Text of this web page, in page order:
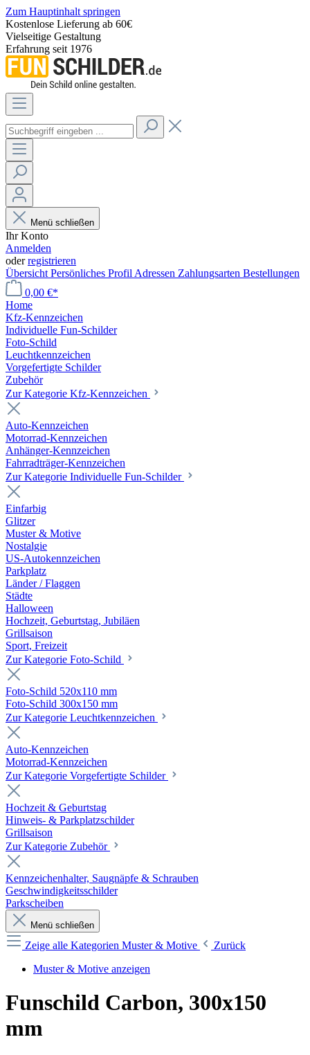
Zum Hauptinhalt springen
Kostenlose Lieferung ab 60€
Vielseitige Gestaltung
Erfahrung seit 1976
Menü schließen
Ihr Konto
Anmelden
oderregistrieren
Übersicht Persönliches Profil Adressen Zahlungsarten Bestellungen
0,00 €*
Home
Kfz-Kennzeichen
Individuelle Fun-Schilder
Foto-Schild
Leuchtkennzeichen
Vorgefertigte Schilder
Zubehör
Zur Kategorie Kfz-Kennzeichen
Auto-Kennzeichen
Motorrad-Kennzeichen
Anhänger-Kennzeichen
Fahrradträger-Kennzeichen
Zur Kategorie Individuelle Fun-Schilder
Einfarbig
Glitzer
Muster & Motive
Nostalgie
US-Autokennzeichen
Parkplatz
Länder / Flaggen
Städte
Halloween
Hochzeit, Geburtstag, Jubiläen
Grillsaison
Sport, Freizeit
Zur Kategorie Foto-Schild
Foto-Schild 520x110 mm
Foto-Schild 300x150 mm
Zur Kategorie Leuchtkennzeichen
Auto-Kennzeichen
Motorrad-Kennzeichen
Zur Kategorie Vorgefertigte Schilder
Hochzeit & Geburtstag
Hinweis- & Parkplatzschilder
Grillsaison
Zur Kategorie Zubehör
Kennzeichenhalter, Saugnäpfe & Schrauben
Geschwindigkeitsschilder
Parkscheiben
Menü schließen
Zeige alle Kategorien Muster & Motive
Zurück
Muster & Motive anzeigen
Funschild Carbon, 300x150
mm